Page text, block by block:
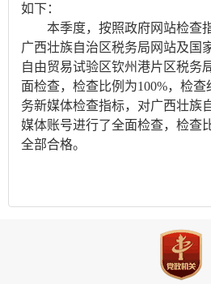
如下：
本季度，按照政府网站检查
广西壮族自治区税务局网站及国
自由贸易试验区钦州港片区税务
面检查，检查比例为100%，检
务新媒体检查指标，对广西壮族
媒体账号进行了全面检查，检查
全部合格。